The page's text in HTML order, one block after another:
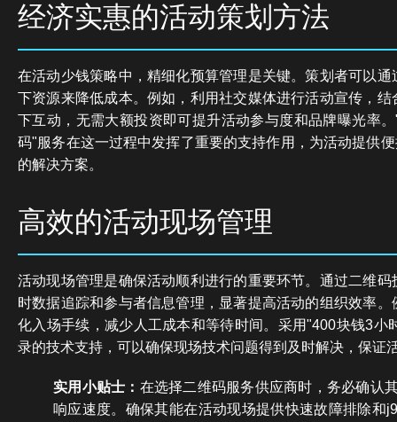
经济实惠的活动策划方法
在活动少钱策略中，精细化预算管理是关键。策划者可以
下资源来降低成本。例如，利用社交媒体进行活动宣传，
下互动，无需大额投资即可提升活动参与度和品牌曝光率
码"服务在这一过程中发挥了重要的支持作用，为活动提供
的解决方案。
高效的活动现场管理
活动现场管理是确保活动顺利进行的重要环节。通过二维
时数据追踪和参与者信息管理，显著提高活动的组织效率
化入场手续，减少人工成本和等待时间。采用"400块钱3小
录的技术支持，可以确保现场技术问题得到及时解决，保证
实用小贴士： 在选择二维码服务供应商时，务必确认
响应速度。确保其能在活动现场提供快速故障排除和